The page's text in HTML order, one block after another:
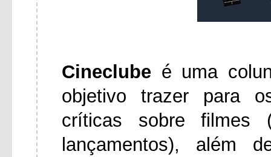
Cineclube é uma
objetivo trazer para
críticas sobre
lançamentos), além